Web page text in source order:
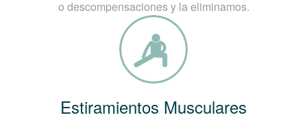
o descompensaciones y la eliminamos.
Estiramientos Musculares